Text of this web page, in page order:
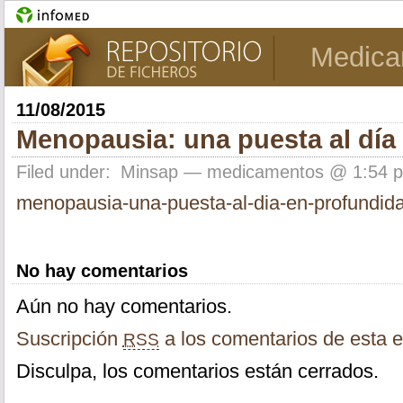
11/08/2015
Menopausia: una puesta al
Filed under: Minsap— medicamentos @ 1:54
menopausia-una-puesta-al-dia-en-
No hay comentarios
Aún no hay comentarios.
Suscripción RSS a los comentarios de esta
Disculpa, los comentarios están cerrados.